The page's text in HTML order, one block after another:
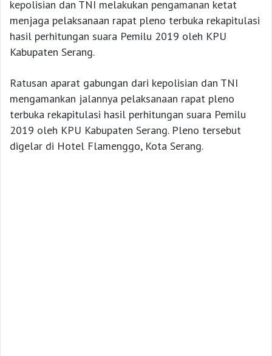
kepolisian dan TNI melakukan pengamanan ketat
menjaga pelaksanaan rapat pleno terbuka rekapitulasi
hasil perhitungan suara Pemilu 2019 oleh KPU
Kabupaten Serang.
Ratusan aparat gabungan dari kepolisian dan TNI
mengamankan jalannya pelaksanaan rapat pleno
terbuka rekapitulasi hasil perhitungan suara Pemilu
2019 oleh KPU Kabupaten Serang. Pleno tersebut
digelar di Hotel Flamenggo, Kota Serang.